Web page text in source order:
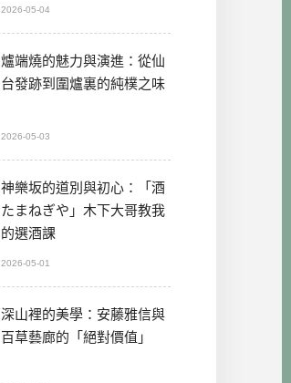
2026-05-04
爐端燒的魅力與演進：從仙
台發跡到圍爐裏的純樸之味
2026-05-03
神樂坂的道別與初心：「酒
たまねぎや」木下大哥教我
的選酒課
2026-05-01
深山裡的美學：安藤雅信與
百草藝廊的「絕對價值」